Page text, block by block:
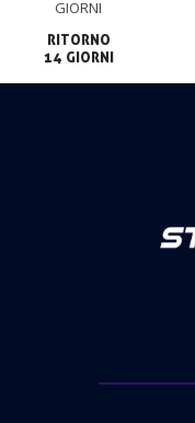
RITORNO
14 GIORNI